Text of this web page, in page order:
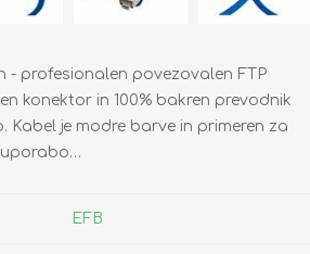
- profesionalen povezovalen FTP
konektor in 100% bakren prevodnik
Kabel je modre barve in primeren za
EFB